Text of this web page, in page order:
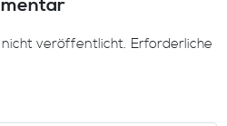
veröffentlicht. Erforderliche